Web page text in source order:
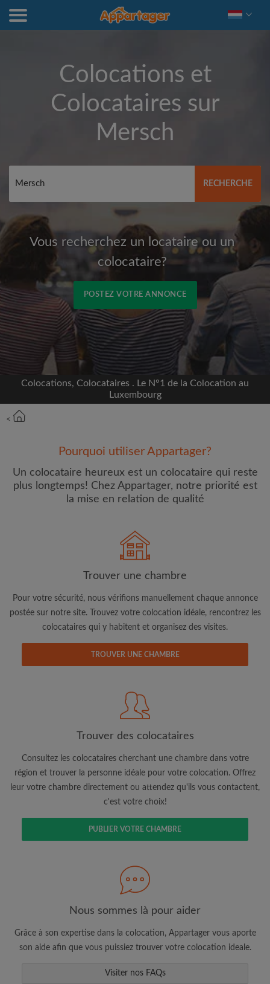
Colocations et
Colocataires sur
Mersch
RECHERCHE
Vous recherchez un locataire ou un
colocataire?
POSTEZ VOTRE ANNONCE
Inscrivez-vous avec Facebook
Nous ne publierons jamais sur votre page sans
Prénom
Adresse email
J'ai lu, compris et accepte les
Conditions d'utilisation
et ai pris connaissance de la
CRÉER PROFIL
Je souhaite recevoir des offres exclusives et des mises à
Faites une recherche selon ce qui vous
semble important
Consultez les chambres et les profils des
Sauvegardez vos recherches
annonce correspondant à vos critères
Colocations, Colocataires . Le N°1 de la Colocation au
Luxembourg
<
Pourquoi utiliser Appartager?
Un colocataire heureux est un colocataire qui reste
plus longtemps! Chez Appartager, notre priorité est
la mise en relation de qualité
Trouver une chambre
Pour votre sécurité, nous vérifions manuellement chaque annonce
postée sur notre site. Trouvez votre colocation idéale, rencontrez les
colocataires qui y habitent et organisez des visites.
TROUVER UNE CHAMBRE
Trouver des colocataires
Consultez les colocataires cherchant une chambre dans votre
région et trouver la personne idéale pour votre colocation. Offrez
leur votre chambre directement ou attendez qu'ils vous contactent,
c'est votre choix!
PUBLIER VOTRE CHAMBRE
Nous sommes là pour aider
Grâce à son expertise dans la colocation, Appartager vous aporte
son aide afin que vous puissiez trouver votre colocation ideale.
Visiter nos FAQs